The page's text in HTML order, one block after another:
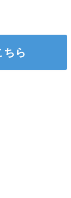
ちら